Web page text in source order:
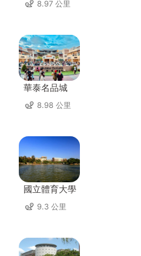
8.97 公里
華泰名品城
8.98 公里
國立體育大學
9.3 公里